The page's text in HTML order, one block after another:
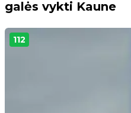
galės vykti Kaune
112